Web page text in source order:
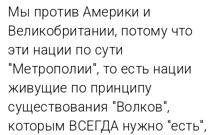
Мы против Америки и
Великобритании, потому что
эти нации по сути
"Метрополии", то есть нации
живущие по принципу
существования "Волков",
которым ВСЕГДА нужно "есть",